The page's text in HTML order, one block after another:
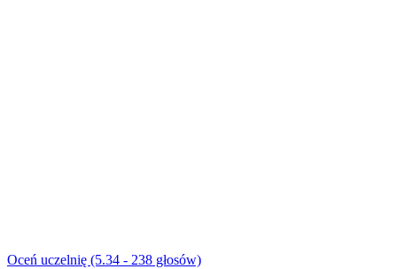
Oceń uczelnię (5.34 - 238 głosów)